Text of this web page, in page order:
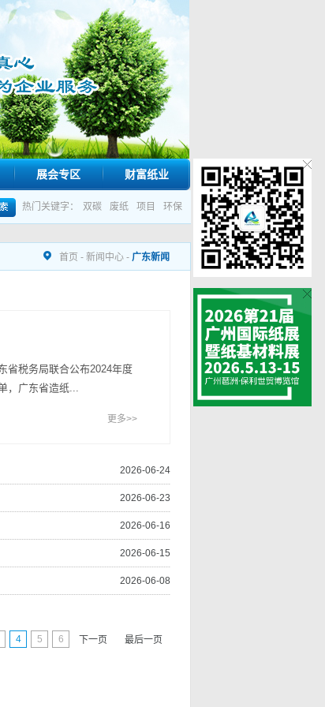
展会专区 财富纸业
热门关键字： 双碳 废纸 项目 环保
首页 - 新闻中心 - 广东新闻
省税务局联合公布2024年度
，广东省造纸...
更多>>
2026-06-24
2026-06-23
2026-06-16
2026-06-15
2026-06-08
4 5 6 下一页 最后一页